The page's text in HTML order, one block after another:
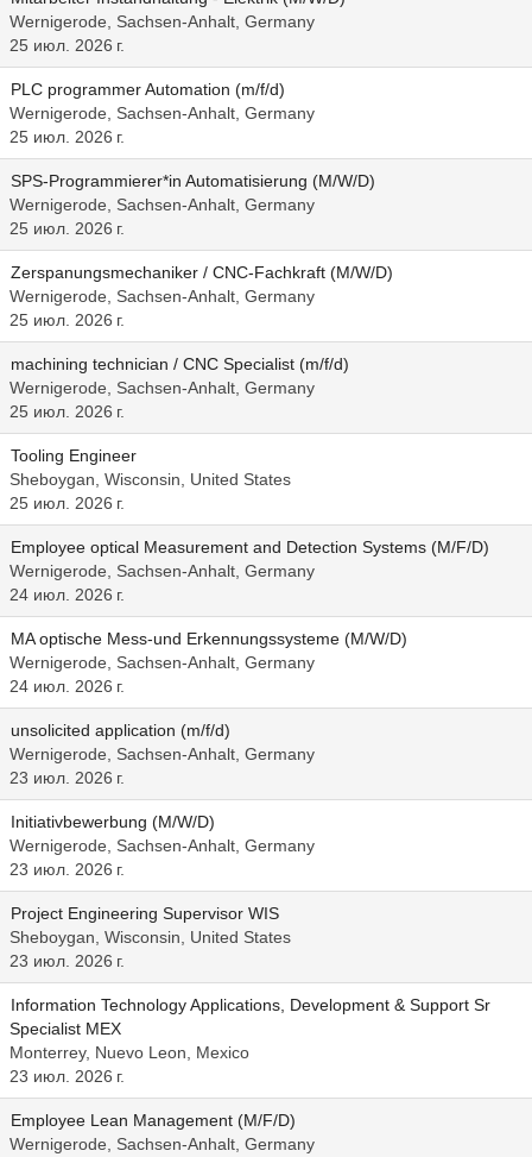
Wernigerode, Sachsen-Anhalt, Germany
25 июл. 2026 г.
PLC programmer Automation (m/f/d)
Wernigerode, Sachsen-Anhalt, Germany
25 июл. 2026 г.
SPS-Programmierer*in Automatisierung (M/W/D)
Wernigerode, Sachsen-Anhalt, Germany
25 июл. 2026 г.
Zerspanungsmechaniker / CNC-Fachkraft (M/W/D)
Wernigerode, Sachsen-Anhalt, Germany
25 июл. 2026 г.
machining technician / CNC Specialist (m/f/d)
Wernigerode, Sachsen-Anhalt, Germany
25 июл. 2026 г.
Tooling Engineer
Sheboygan, Wisconsin, United States
25 июл. 2026 г.
Employee optical Measurement and Detection Systems (M/F/D)
Wernigerode, Sachsen-Anhalt, Germany
24 июл. 2026 г.
MA optische Mess-und Erkennungssysteme (M/W/D)
Wernigerode, Sachsen-Anhalt, Germany
24 июл. 2026 г.
unsolicited application (m/f/d)
Wernigerode, Sachsen-Anhalt, Germany
23 июл. 2026 г.
Initiativbewerbung (M/W/D)
Wernigerode, Sachsen-Anhalt, Germany
23 июл. 2026 г.
Project Engineering Supervisor WIS
Sheboygan, Wisconsin, United States
23 июл. 2026 г.
Information Technology Applications, Development & Support Sr
Specialist MEX
Monterrey, Nuevo Leon, Mexico
23 июл. 2026 г.
Employee Lean Management (M/F/D)
Wernigerode, Sachsen-Anhalt, Germany